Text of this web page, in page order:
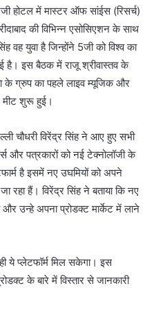
होटल में मास्टर ऑफ सांईस (रिसर्च)
की विभिन्न एसोसिएशन के साथ
युवा है जिन्होंने 5जी को विश्व का
है। इस बैठक में राजू श्रीवास्तव के
के ग्रुप का पहले लाइव म्यूजिक और
मीट शुरू हुई।
चौधरी विरेंद्र सिंह ने आए हुए सभी
और पत्रकारों को नई टेक्नोलॉजी के
है इसमें नए उघमियों को अपने
रहा हैं। विरेंद्र सिंह ने बताया कि नए
और उन्हे अपना प्रोडक्ट मार्केट में लाने
ही ये प्लेटफॉर्म मिल सकेगा। इस
के बारे में विस्तार से जानकारी